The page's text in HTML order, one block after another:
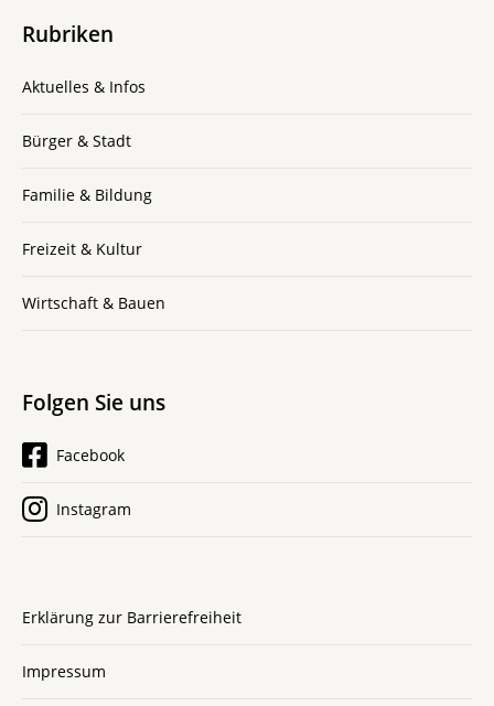
Rubriken
Aktuelles & Infos
Bürger & Stadt
Familie & Bildung
Freizeit & Kultur
Wirtschaft & Bauen
Folgen Sie uns
Facebook
Instagram
Erklärung zur Barrierefreiheit
Impressum